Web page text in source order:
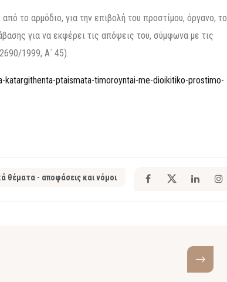
το αρμόδιο, για την επιβολή του προστίμου, όργανο, το
για να εκφέρει τις απόψεις του, σύμφωνα με τις
1999, Α΄ 45).
ptaismata-timoroyntai-me-dioikitiko-prostimo-
θέματα - αποφάσεις και νόμοι